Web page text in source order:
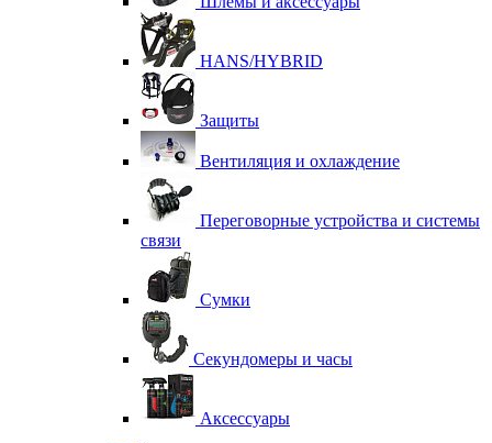
HANS/HYBRID
Защиты
Вентиляция и охлаждение
Переговорные устройства и системы
связи
Сумки
Секундомеры и часы
Аксессуары